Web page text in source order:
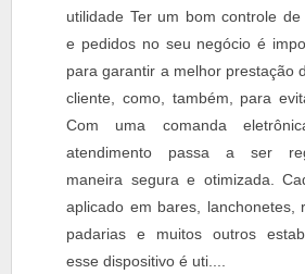
utilidade Ter um bom controle de
e pedidos no seu negócio é
para garantir a melhor prestação
cliente, como, também, para
Com uma comanda
atendimento passa a ser
maneira segura e otimizada.
aplicado em bares, lanchonetes,
padarias e muitos outros
esse dispositivo é uti....